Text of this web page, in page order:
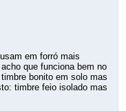
em forró mais
que funciona bem no
bonito em solo mas
timbre feio isolado mas